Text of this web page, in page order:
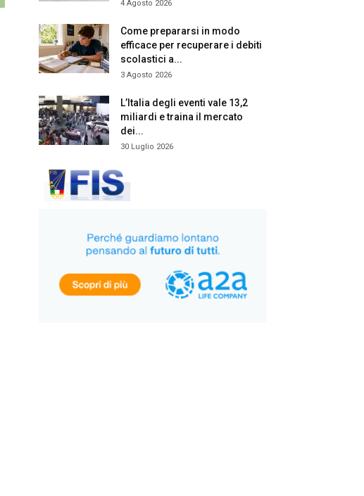
4 Agosto 2026
Come prepararsi in modo
efficace per recuperare i debiti
scolastici a...
3 Agosto 2026
L’Italia degli eventi vale 13,2
miliardi e traina il mercato
dei...
30 Luglio 2026